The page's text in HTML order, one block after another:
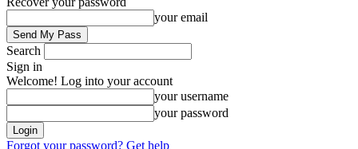
your email
Search
Sign in
Welcome! Log into your account
your username
your password
Forgot your password? Get help